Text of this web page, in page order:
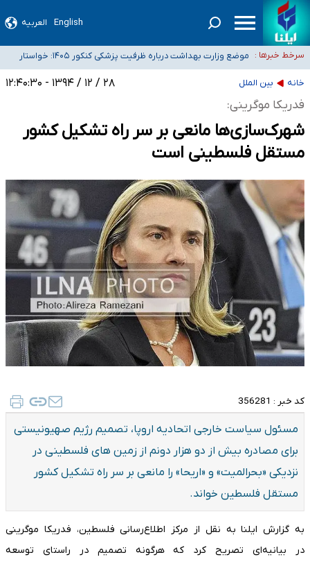
English العربیه
سرخط خبرها :
۴۰ تا ۵۰ روز گرمای نسبی در پیش داریم/ دمای تهران به ۳۸ درجه می‌رسد
موضع وزارت بهداشت درباره ظرفیت پزشکی کنکور ۱۴۰۵: خواستار
اصلاح ظرفیت‌ها هستیم، اما هنوز پاسخ مشخصی نگرفته‌ایم
تعویق آزمون ورودی دکترای تخصصی فرماندهی صحنه عملیات و
دکترای تخصصی جغرافیای نظامی دافوس آجا
خبرنگاران راویان حقیقت با دغدغه نان، مسکن و بیمه
آخرین وضعیت شیوع عفونت‌های تنفسی در کشور/ خوزستان و کرمان بالاتر از
خانه بین الملل ۲۸ / ۱۲ / ۱۳۹۴ - ۱۲:۴۰:۳۰
فدریکا موگرینی:
شهرک‌سازی‌ها مانعی بر سر راه تشکیل کشور
مستقل فلسطینی است
کد خبر : 356281
مسئول سیاست خارجی اتحادیه اروپا، تصمیم رژیم صهیونیستی
برای مصادره بیش از دو هزار دونم از زمین های فلسطینی در
نزدیکی «بحرالمیت» و «اریحا» را مانعی بر سر راه تشکیل کشور
مستقل فلسطین خواند.
به گزارش ایلنا به نقل از مرکز اطلاع‌رسانی فلسطین، فدریکا موگرینی
در بیانیه‌ای تصریح کرد که هرگونه تصمیم در راستای توسعه